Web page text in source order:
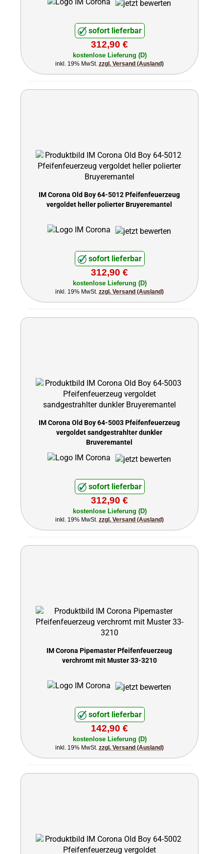
sofort lieferbar
312,90 €
kostenlose Lieferung (D)
inkl. 19% MwSt. zzgl. Versand (Ausland)
IM Corona Old Boy 64-5012 Pfeifenfeuerzeug
vergoldet heller polierter Bruyeremantel
sofort lieferbar
312,90 €
kostenlose Lieferung (D)
inkl. 19% MwSt. zzgl. Versand (Ausland)
IM Corona Old Boy 64-5003 Pfeifenfeuerzeug
vergoldet sandgestrahlter dunkler
Bruyeremantel
sofort lieferbar
312,90 €
kostenlose Lieferung (D)
inkl. 19% MwSt. zzgl. Versand (Ausland)
IM Corona Pipemaster Pfeifenfeuerzeug
verchromt mit Muster 33-3210
sofort lieferbar
142,90 €
kostenlose Lieferung (D)
inkl. 19% MwSt. zzgl. Versand (Ausland)